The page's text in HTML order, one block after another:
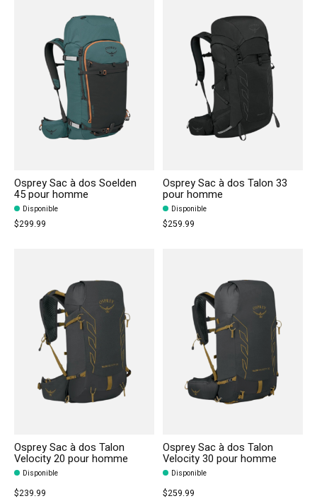
Osprey Sac à dos Soelden
45 pour homme
Disponible
$299.99
Osprey Sac à dos Talon 33
pour homme
Disponible
$259.99
Osprey Sac à dos Talon
Velocity 20 pour homme
Disponible
$239.99
Osprey Sac à dos Talon
Velocity 30 pour homme
Disponible
$259.99